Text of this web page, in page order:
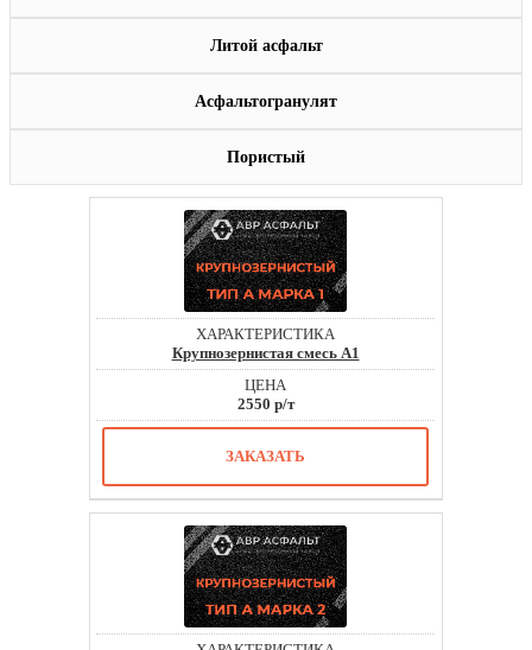
Литой асфальт
Асфальтогранулят
Пористый
Крупнозернистая смесь А1
2550 р/т
ЗАКАЗАТЬ